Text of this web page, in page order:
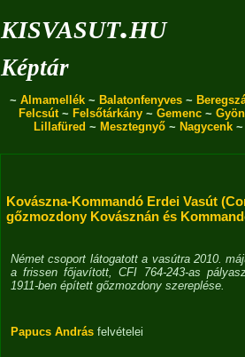
kisvasut.hu
Képtár
~ Almamellék ~ Balatonfenyves ~
Felcsút~ Felsőtárkány ~ Gemenc ~
Lillafüred ~ Mesztegnyő~ Nagycenk
Kovászna-Kommandó Erdei Vasút
gőzmozdony Kovásznán és
Német csoport látogatott a vasútra 2010.
a frissen főjavított, CFI 764-243-as
1911-ben épített gőzmozdony szereplése.
Papucs András felvételei